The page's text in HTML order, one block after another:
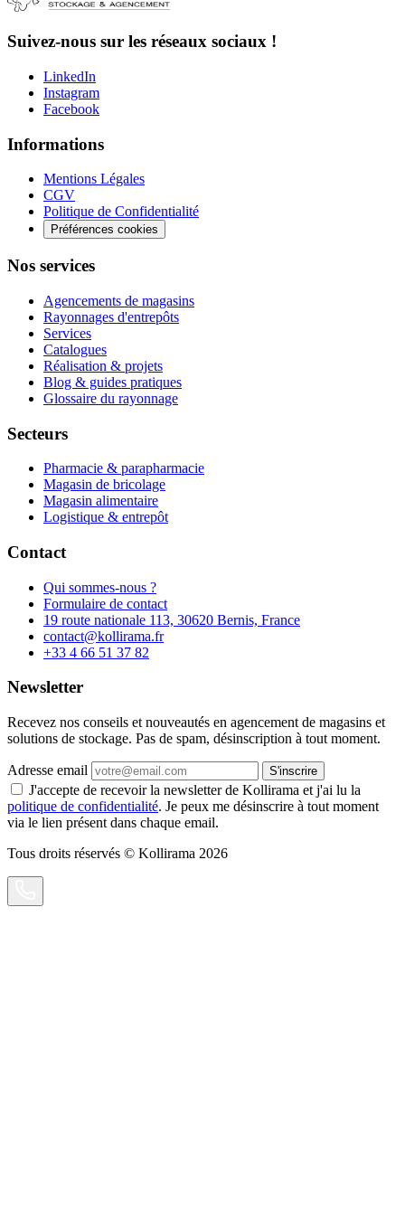
Suivez-nous sur les réseaux sociaux !
LinkedIn
Instagram
Facebook
Informations
Mentions Légales
CGV
Politique de Confidentialité
Préférences cookies
Nos services
Agencements de magasins
Rayonnages d'entrepôts
Services
Catalogues
Réalisation & projets
Blog & guides pratiques
Glossaire du rayonnage
Secteurs
Pharmacie & parapharmacie
Magasin de bricolage
Magasin alimentaire
Logistique & entrepôt
Contact
Qui sommes-nous ?
Formulaire de contact
19 route nationale 113, 30620 Bernis, France
contact@kollirama.fr
+33 4 66 51 37 82
Newsletter
Recevez nos conseils et nouveautés en agencement de magasins et
solutions de stockage. Pas de spam, désinscription à tout moment.
Adresse email S'inscrire
J'accepte de recevoir la newsletter de Kollirama et j'ai lu la
politique de confidentialité. Je peux me désinscrire à tout moment
via le lien présent dans chaque email.
Tous droits réservés © Kollirama 2026